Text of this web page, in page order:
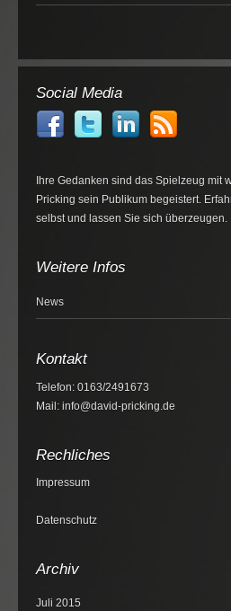
Social Media
Ihre Gedanken sind das Spielzeug mit
Pricking sein Publikum begeistert.
selbst und lassen Sie sich überzeugen.
Weitere Infos
News
Kontakt
Telefon: 0163/2491673
Mail: info@david-pricking.de
Rechliches
Impressum
Datenschutz
Archiv
Juli 2015